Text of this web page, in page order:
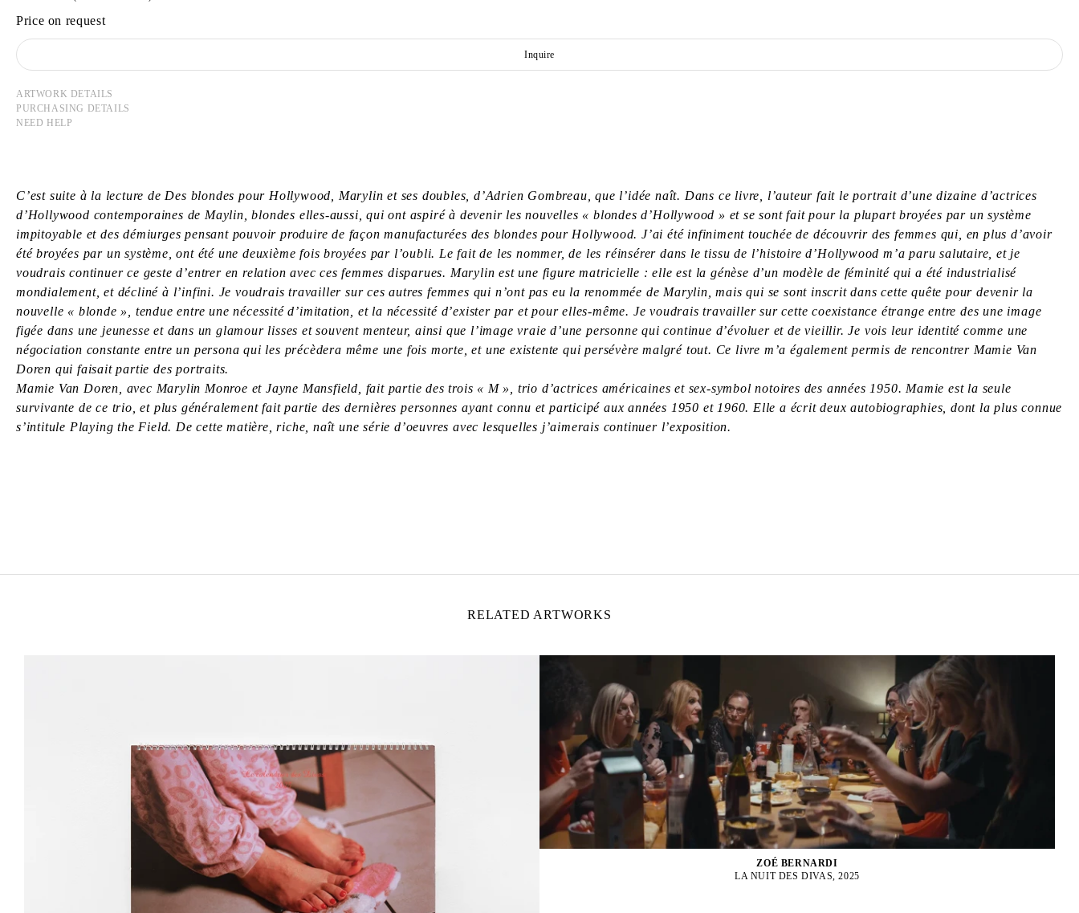
Price on request
Inquire
ARTWORK DETAILS
PURCHASING DETAILS
NEED HELP
C’est suite à la lecture de Des blondes pour Hollywood, Marylin et ses doubles, d’Adrien Gombreau, que l’idée naît. Dans ce livre, l’auteur fait le portrait d’une dizaine d’actrices
d’Hollywood contemporaines de Maylin, blondes elles-aussi, qui ont aspiré à devenir les nouvelles « blondes d’Hollywood » et se sont fait pour la plupart broyées par un système
impitoyable et des démiurges pensant pouvoir produire de façon manufacturées des blondes pour Hollywood. J’ai été infiniment touchée de découvrir des femmes qui, en plus d’avoir
été broyées par un système, ont été une deuxième fois broyées par l’oubli. Le fait de les nommer, de les réinsérer dans le tissu de l’histoire d’Hollywood m’a paru salutaire, et je
voudrais continuer ce geste d’entrer en relation avec ces femmes disparues. Marylin est une figure matricielle : elle est la génèse d’un modèle de féminité qui a été industrialisé
mondialement, et décliné à l’infini. Je voudrais travailler sur ces autres femmes qui n’ont pas eu la renommée de Marylin, mais qui se sont inscrit dans cette quête pour devenir la
nouvelle « blonde », tendue entre une nécessité d’imitation, et la nécessité d’exister par et pour elles-même. Je voudrais travailler sur cette coexistance étrange entre des une image
figée dans une jeunesse et dans un glamour lisses et souvent menteur, ainsi que l’image vraie d’une personne qui continue d’évoluer et de vieillir. Je vois leur identité comme une
négociation constante entre un persona qui les précèdera même une fois morte, et une existente qui persévère malgré tout. Ce livre m’a également permis de rencontrer Mamie Van
Doren qui faisait partie des portraits.
Mamie Van Doren, avec Marylin Monroe et Jayne Mansfield, fait partie des trois « M », trio d’actrices américaines et sex-symbol notoires des années 1950. Mamie est la seule
survivante de ce trio, et plus généralement fait partie des dernières personnes ayant connu et participé aux années 1950 et 1960. Elle a écrit deux autobiographies, dont la plus connue
s’intitule Playing the Field. De cette matière, riche, naît une série d’oeuvres avec lesquelles j’aimerais continuer l’exposition.
RELATED ARTWORKS
ZOÉ BERNARDI
LA NUIT DES DIVAS, 2025